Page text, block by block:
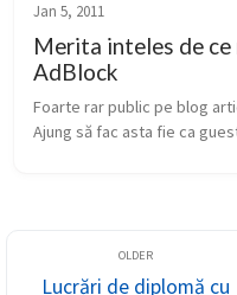
Jan 5, 2011
Merita inteles de
AdBlock
Foarte rar public pe blog
Ajung să fac asta fie ca
Lucrări de diplomă cu